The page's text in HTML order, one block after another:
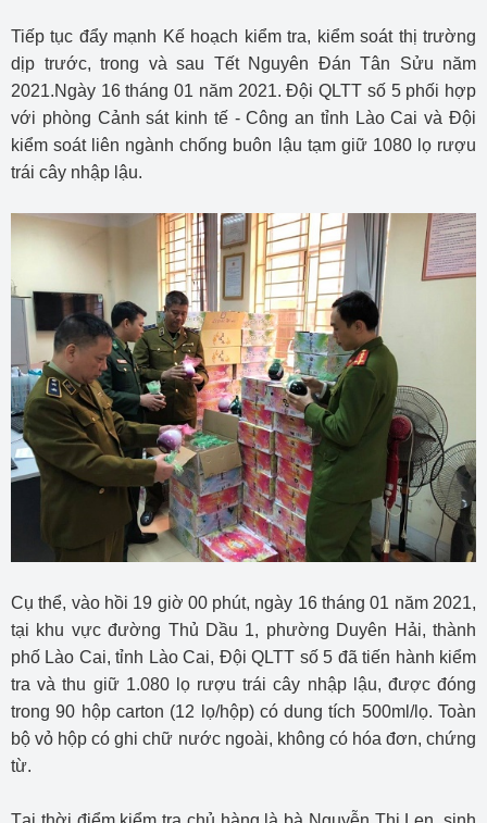
Tiếp tục đẩy mạnh Kế hoạch kiểm tra, kiểm soát thị trường
dịp trước, trong và sau Tết Nguyên Đán Tân Sửu năm
2021.Ngày 16 tháng 01 năm 2021. Đội QLTT số 5 phối hợp
với phòng Cảnh sát kinh tế - Công an tỉnh Lào Cai và Đội
kiểm soát liên ngành chống buôn lậu tạm giữ 1080 lọ rượu
trái cây nhập lậu.
Cụ thể, vào hồi 19 giờ 00 phút, ngày 16 tháng 01 năm 2021,
tại khu vực đường Thủ Dầu 1, phường Duyên Hải, thành
phố Lào Cai, tỉnh Lào Cai, Đội QLTT số 5 đã tiến hành kiểm
tra và thu giữ 1.080 lọ rượu trái cây nhập lậu, được đóng
trong 90 hộp carton (12 lọ/hộp) có dung tích 500ml/lọ. Toàn
bộ vỏ hộp có ghi chữ nước ngoài, không có hóa đơn, chứng
từ.